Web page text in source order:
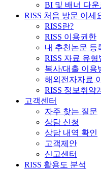
BI 및 배너 다운
RISS 처음 방문 이세
RISS란?
RISS 이용권한
내 추천논문 등
RISS 자료 유형
복사/대출 이용
해외전자자료
RISS 정보취약
고객센터
자주 찾는 질문
상담 신청
상담 내역 확인
고객제안
신고센터
RISS 활용도 분석